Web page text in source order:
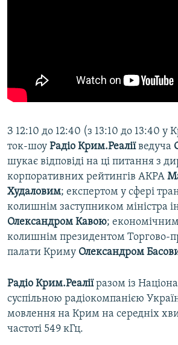
З 12:10 до 12:40 (з 13:10 до 13:40 у
ток-шоу Радіо Крим.Реаліїведуча
шукає відповіді на ці питання з
корпоративних рейтингів АКРА
Худаловим; експертом у сфері
колишнім заступником міністра
Олександром Кавою;
колишнім президентом Торгово-
палати Криму Олександром
Радіо Крим.Реаліїразом із
суспільною радіокомпанією
мовлення на Крим на середніх
частоті 549 кГц.